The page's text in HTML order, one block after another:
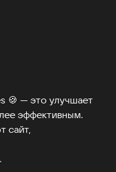
🍪 — это улучшает
эффективным.
сайт,
.